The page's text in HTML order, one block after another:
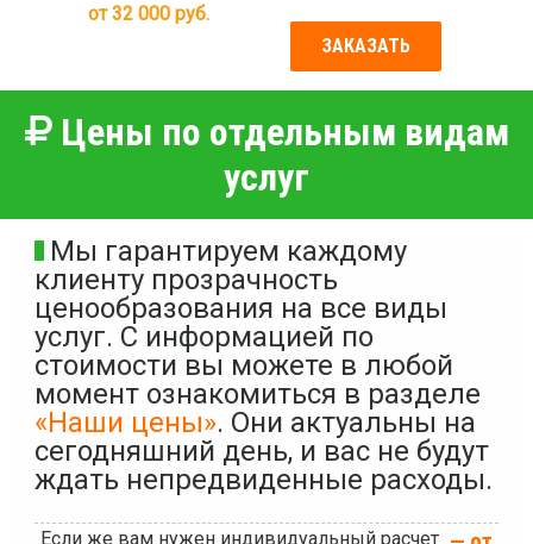
от32 000 руб.
ЗАКАЗАТЬ
Цены по отдельным видам
услуг
Мы гарантируем каждому
клиенту прозрачность
ценообразования на все виды
услуг. С информацией по
стоимости вы можете в любой
момент ознакомиться в разделе
«Наши цены». Они актуальны на
сегодняшний день, и вас не будут
ждать непредвиденные расходы.
Если же вам нужен индивидуальный расчет